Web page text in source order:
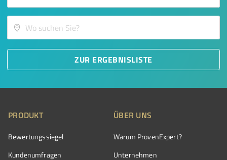
ZUR ERGEBNISLISTE
PRODUKT
Bewertungssiegel
Kundenumfragen
ÜBER UNS
Warum ProvenExpert?
Unternehmen